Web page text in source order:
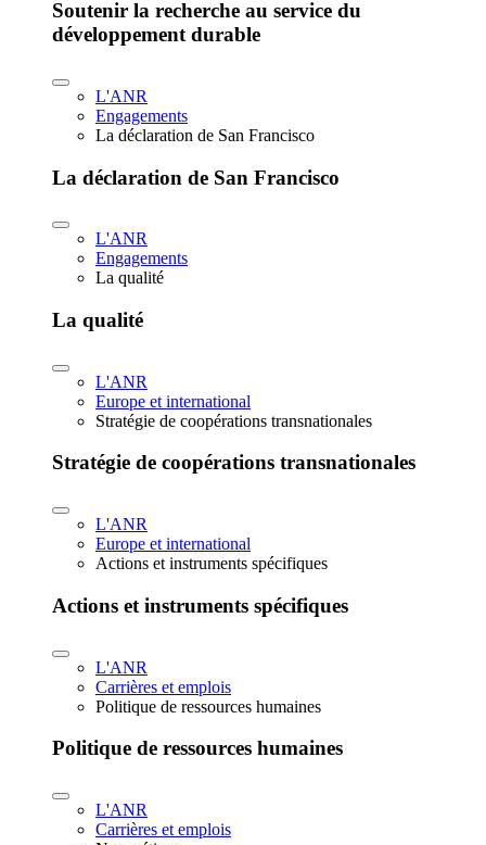
Soutenir la recherche au service du
développement durable
L'ANR
Engagements
La déclaration de San Francisco
La déclaration de San Francisco
L'ANR
Engagements
La qualité
La qualité
L'ANR
Europe et international
Stratégie de coopérations transnationales
Stratégie de coopérations transnationales
L'ANR
Europe et international
Actions et instruments spécifiques
Actions et instruments spécifiques
L'ANR
Carrières et emplois
Politique de ressources humaines
Politique de ressources humaines
L'ANR
Carrières et emplois